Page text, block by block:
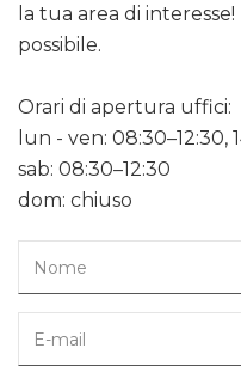
la tua area di
possibile.
Orari di apertura uffici:
lun - ven: 08:30–12:30,
sab: 08:30–12:30
dom: chiuso